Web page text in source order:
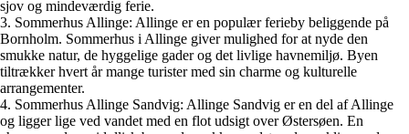
sjov og mindeværdig ferie.
3. Sommerhus Allinge: Allinge er en populær ferieby beliggende på
Bornholm. Sommerhus i Allinge giver mulighed for at nyde den
smukke natur, de hyggelige gader og det livlige havnemiljø. Byen
tiltrækker hvert år mange turister med sin charme og kulturelle
arrangementer.
4. Sommerhus Allinge Sandvig: Allinge Sandvig er en del af Allinge
og ligger lige ved vandet med en flot udsigt over Østersøen. En